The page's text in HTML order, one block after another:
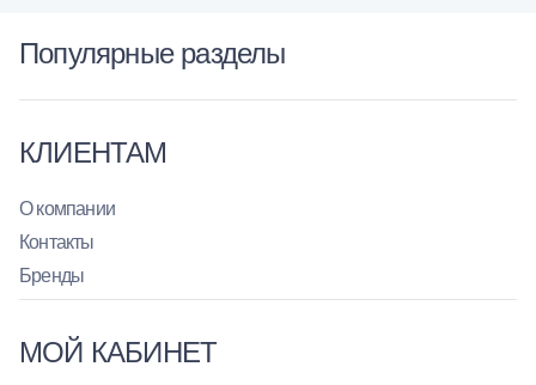
Популярные разделы
КЛИЕНТАМ
О компании
Контакты
Бренды
МОЙ КАБИНЕТ